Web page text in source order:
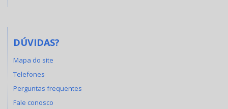
DÚVIDAS?
Mapa do site
Telefones
Perguntas frequentes
Fale conosco